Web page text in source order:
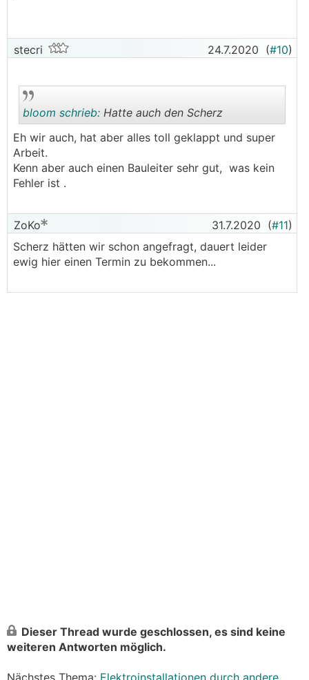
stecri 24.7.2020 (#10)
..
bloom schrieb: Hatte auch den Scherz
Eh wir auch, hat aber alles toll geklappt und super
Arbeit.
Kenn aber auch einen Bauleiter sehr gut, was kein
Fehler ist .
ZoKo 31.7.2020 (#11)
Scherz hätten wir schon angefragt, dauert leider
ewig hier einen Termin zu bekommen...
Dieser Thread wurde geschlossen, es sind keine
weiteren Antworten möglich.
Nächstes Thema: Elektroinstallationen durch andere